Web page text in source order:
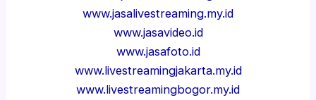
www.jasalivestreaming.my.id
www.jasavideo.id
www.jasafoto.id
www.livestreamingjakarta.my.id
www.livestreamingbogor.my.id